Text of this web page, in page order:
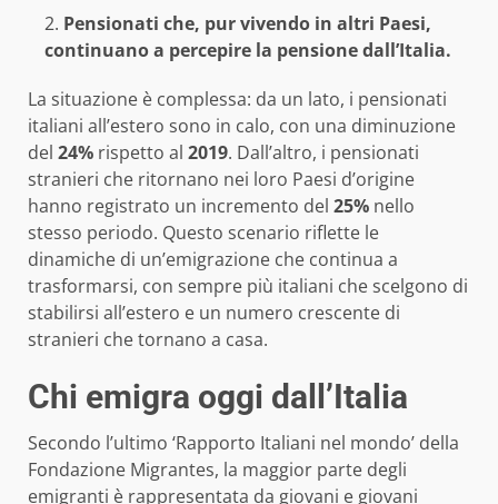
Pensionati che, pur vivendo in altri Paesi,
continuano a percepire la pensione dall’Italia.
La situazione è complessa: da un lato, i pensionati
italiani all’estero sono in calo, con una diminuzione
del 24% rispetto al 2019. Dall’altro, i pensionati
stranieri che ritornano nei loro Paesi d’origine
hanno registrato un incremento del 25% nello
stesso periodo. Questo scenario riflette le
dinamiche di un’emigrazione che continua a
trasformarsi, con sempre più italiani che scelgono di
stabilirsi all’estero e un numero crescente di
stranieri che tornano a casa.
Chi emigra oggi dall’Italia
Secondo l’ultimo ‘Rapporto Italiani nel mondo’ della
Fondazione Migrantes, la maggior parte degli
emigranti è rappresentata da giovani e giovani